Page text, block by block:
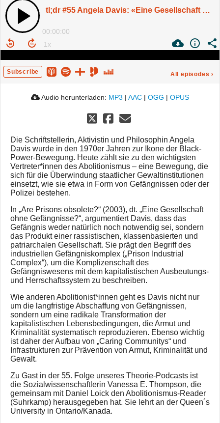
tl;dr #55 Angela Davis: «Eine Gesellschaft ohne Gefängnisse?» | Mit Vanessa E. Thompson
00:00:00
Subscribe All episodes ›
Audio herunterladen: MP3 | AAC | OGG | OPUS
Die Schriftstellerin, Aktivistin und Philosophin Angela
Davis wurde in den 1970er Jahren zur Ikone der Black-
Power-Bewegung. Heute zählt sie zu den wichtigsten
Vertreter*innen des Abolitionismus – eine Bewegung, die
sich für die Überwindung staatlicher Gewaltinstitutionen
einsetzt, wie sie etwa in Form von Gefängnissen oder der
Polizei bestehen.
In „Are Prisons obsolete?“ (2003), dt. „Eine Gesellschaft
ohne Gefängnisse?“, argumentiert Davis, dass das
Gefängnis weder natürlich noch notwendig sei, sondern
das Produkt einer rassistischen, klassenbasierten und
patriarchalen Gesellschaft. Sie prägt den Begriff des
industriellen Gefängniskomplex („Prison Industrial
Complex“), um die Komplizenschaft des
Gefängniswesens mit dem kapitalistischen Ausbeutungs-
und Herrschaftssystem zu beschreiben.
Wie anderen Abolitionist*innen geht es Davis nicht nur
um die langfristige Abschaffung von Gefängnissen,
sondern um eine radikale Transformation der
kapitalistischen Lebensbedingungen, die Armut und
Kriminalität systematisch reproduzieren. Ebenso wichtig
ist daher der Aufbau von „Caring Communitys“ und
Infrastrukturen zur Prävention von Armut, Kriminalität und
Gewalt.
Zu Gast in der 55. Folge unseres Theorie-Podcasts ist
die Sozialwissenschaftlerin Vanessa E. Thompson, die
gemeinsam mit Daniel Loick den Abolitionismus-Reader
(Suhrkamp) herausgegeben hat. Sie lehrt an der Queen´s
University in Ontario/Kanada.